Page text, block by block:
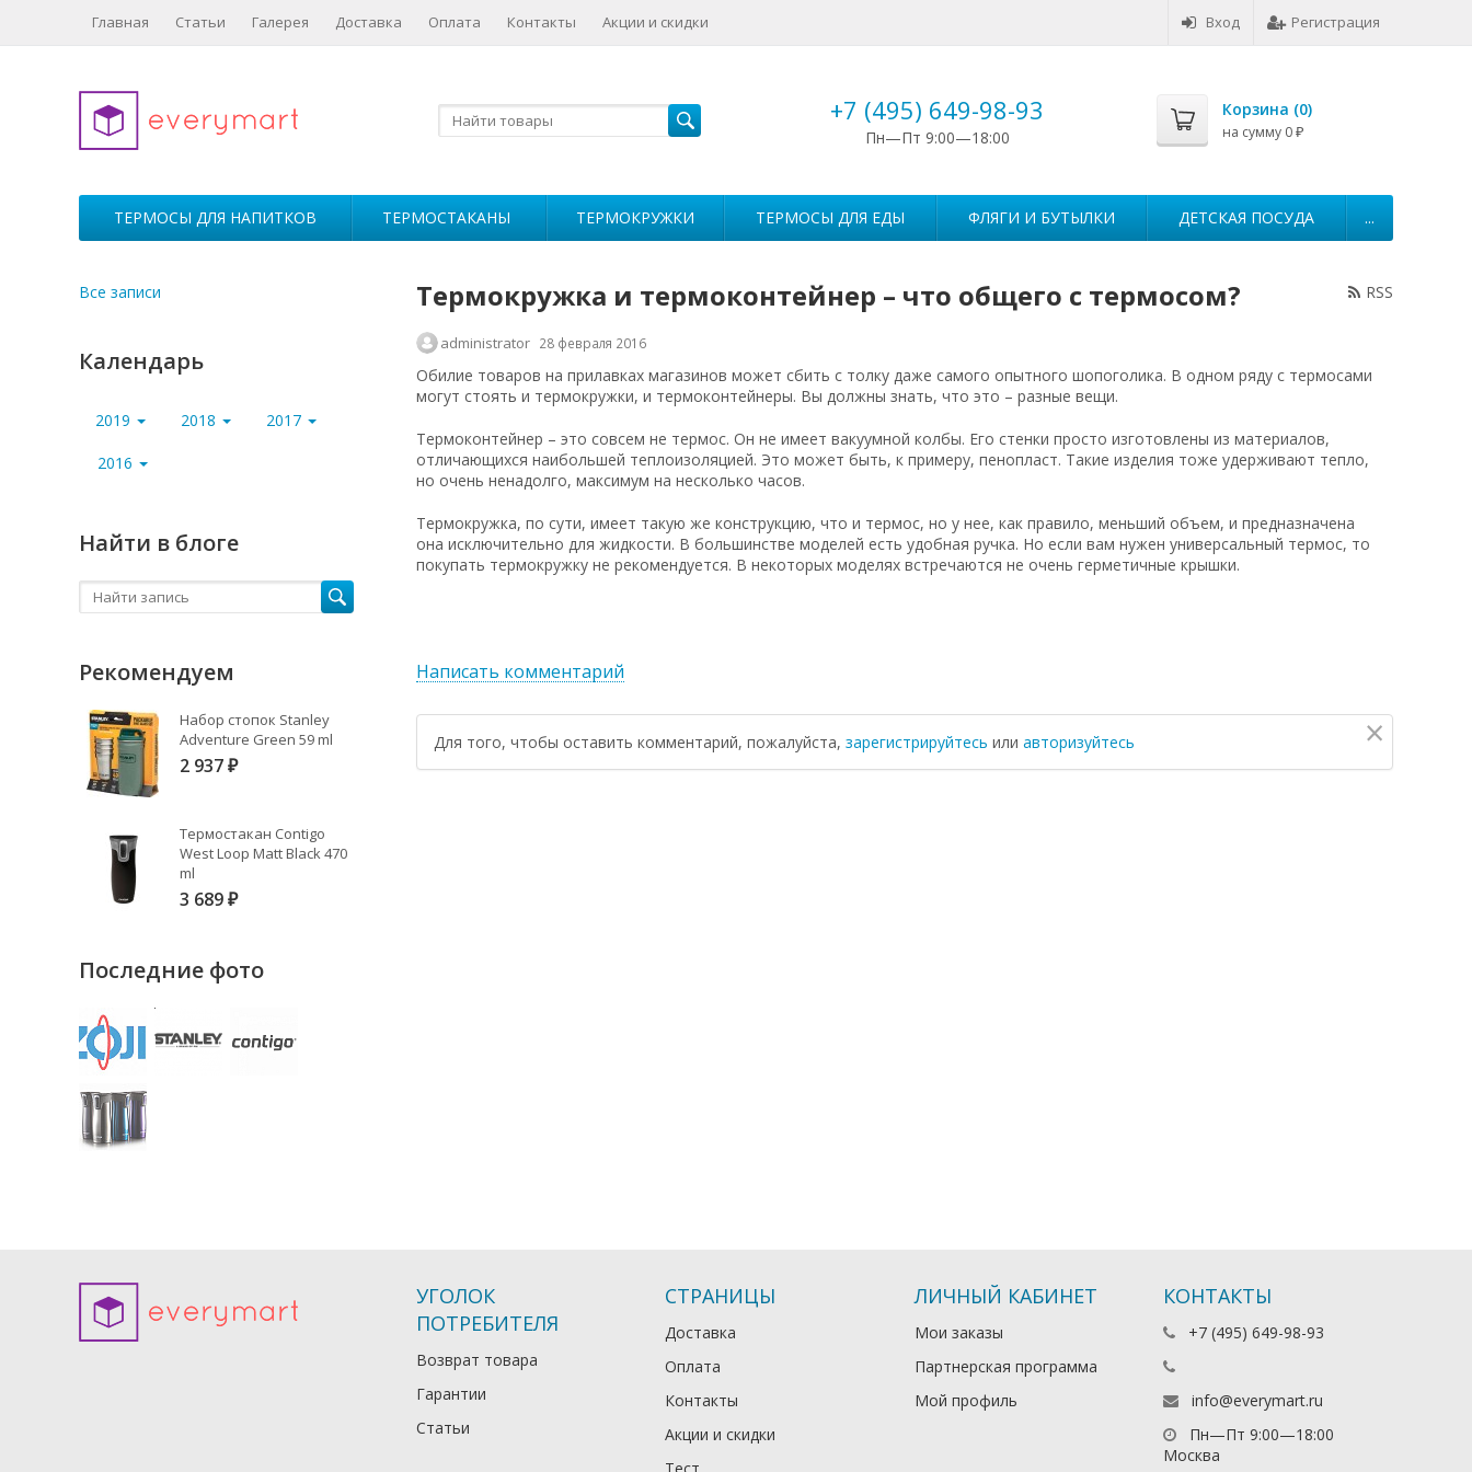
Вход Регистрация
Главная Статьи Галерея Доставка Оплата Контакты Акции и скидки
+7 (495) 649-98-93
Пн—Пт 9:00—18:00
Корзина (0)
на сумму 0 ₽
ТЕРМОСЫ ДЛЯ НАПИТКОВ ТЕРМОСТАКАНЫ ТЕРМОКРУЖКИ ТЕРМОСЫ ДЛЯ ЕДЫ ФЛЯГИ И БУТЫЛКИ ДЕТСКАЯ ПОСУДА ...
RSS
Термокружка и термоконтейнер – что общего с термосом?
administrator 28 февраля 2016
Обилие товаров на прилавках магазинов может сбить с толку даже самого опытного шопоголика. В одном ряду с термосами
могут стоять и термокружки, и термоконтейнеры. Вы должны знать, что это – разные вещи.
Термоконтейнер – это совсем не термос. Он не имеет вакуумной колбы. Его стенки просто изготовлены из материалов,
отличающихся наибольшей теплоизоляцией. Это может быть, к примеру, пенопласт. Такие изделия тоже удерживают тепло,
но очень ненадолго, максимум на несколько часов.
Термокружка, по сути, имеет такую же конструкцию, что и термос, но у нее, как правило, меньший объем, и предназначена
она исключительно для жидкости. В большинстве моделей есть удобная ручка. Но если вам нужен универсальный термос, то
покупать термокружку не рекомендуется. В некоторых моделях встречаются не очень герметичные крышки.
Написать комментарий
×
Для того, чтобы оставить комментарий, пожалуйста, зарегистрируйтесь или авторизуйтесь
Все записи
Календарь
2019 2018 2017
2016
Найти в блоге
Рекомендуем
Набор стопок Stanley
Adventure Green 59 ml
2 937 ₽
Термостакан Contigo
West Loop Matt Black 470
ml
3 689 ₽
Последние фото
УГОЛОК
ПОТРЕБИТЕЛЯ
Возврат товара
Гарантии
Статьи
СТРАНИЦЫ
Доставка
Оплата
Контакты
Акции и скидки
ЛИЧНЫЙ КАБИНЕТ
Мои заказы
Партнерская программа
Мой профиль
КОНТАКТЫ
+7 (495) 649-98-93
info@everymart.ru
Пн—Пт 9:00—18:00
Москва